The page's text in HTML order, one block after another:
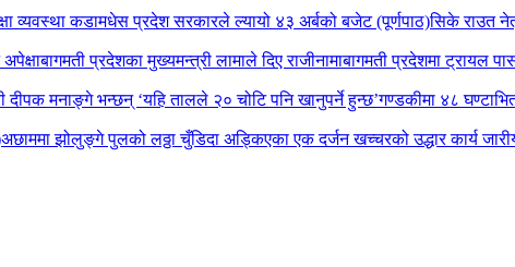
व्यवस्था कडामधेस प्रदेश सरकारले ल्यायो ४३ अर्बको बजेट (पूर्णपाठ)सिके राउत
बागमती प्रदेशका मुख्यमन्त्री लामाले दिए राजीनामाबागमती प्रदेशमा ट्रायल
दीपक मनाङ्गे भन्छन् ‘यहि तालले २० चोटि पनि खानुपर्ने हुन्छ’गण्डकीमा ४८
अछाममा झोलुङ्गे पुलको लठ्ठा चुँडिदा अड्किएका एक दर्जन खच्चरको उद्धार कार्य जारी